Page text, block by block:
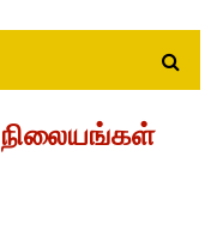
நிலையங்கள்